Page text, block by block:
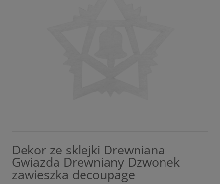
Dekor ze sklejki Drewniana
Gwiazda Drewniany Dzwonek
zawieszka decoupage